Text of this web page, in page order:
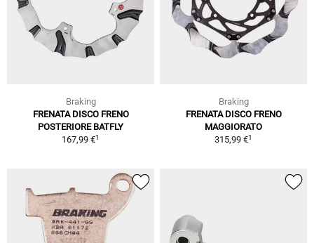
Braking
FRENATA DISCO FRENO
POSTERIORE BATFLY
167,99 €1
Braking
FRENATA DISCO FRENO
MAGGIORATO
315,99 €1